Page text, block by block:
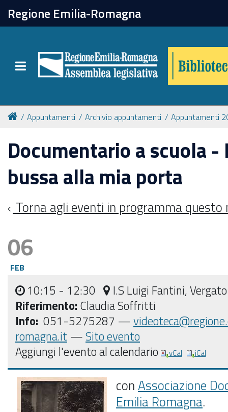
Regione Emilia-Romagna
Toggle navigation
chiudi
Catalogo online
Collezioni
Per approfondire
Appuntamenti
Prenotazione spazi
Appuntamenti Archivio appuntamenti Appuntamenti
Documentario a scuola
bussa alla mia porta
Torna agli eventi in programma questo
06
FEB
10:15 - 12:30
I.S Luigi Fantini, Vergato
Riferimento: Claudia Soffritti
Info: 051-5275287 —
romagna.it —Sito evento
Aggiungi l'evento al calendario
vCal iCal
conAssociazione
Emilia Romagna.